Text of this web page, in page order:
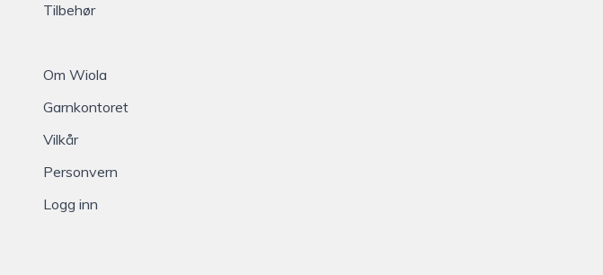
Tilbehør
Om Wiola
Garnkontoret
Vilkår
Personvern
Logg inn